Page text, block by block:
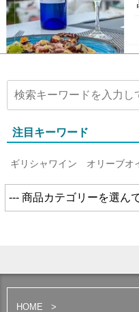
注目キーワード
ギリシャワイン オリーブオ
HOME